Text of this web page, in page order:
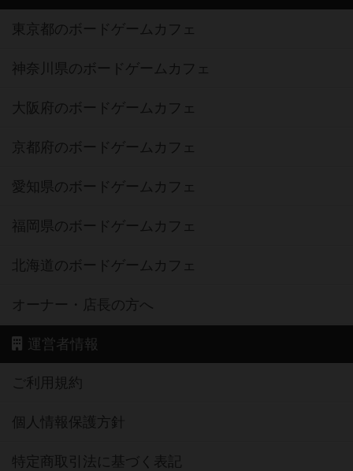
東京都のボードゲームカフェ
神奈川県のボードゲームカフェ
大阪府のボードゲームカフェ
京都府のボードゲームカフェ
愛知県のボードゲームカフェ
福岡県のボードゲームカフェ
北海道のボードゲームカフェ
オーナー・店長の方へ
運営者情報
ご利用規約
個人情報保護方針
特定商取引法に基づく表記